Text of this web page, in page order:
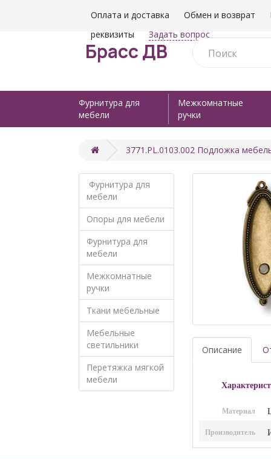
Оплата и доставка Обмен и возврат
реквизиты
Задать вопрос
Брасс ДВ
Фурнитура для
мебели
Межкомнатные
ручки
3771.PL.0103.002 Подложка
Фурнитура для
мебели
Опоры для мебели
Фурнитура для
мебели
Межкомнатные
ручки
Ткани мебельные
Мебельные
светильники
Перетяжка мягкой
мебели
Описание
Материал
Производитель